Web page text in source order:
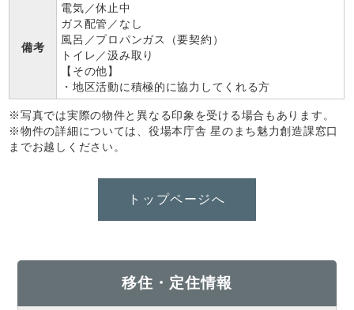
備考
電気／休止中
ガス配管／なし
風呂／プロパンガス（要契約）
トイレ／汲み取り
【その他】
・地区活動に積極的に協力してくれる方
※写真では実際の物件と異なる印象を受ける場合もあります。
※物件の詳細については、役場本庁舎 星のまち魅力創造課窓口
までお越しください。
トップページへ
移住・定住情報